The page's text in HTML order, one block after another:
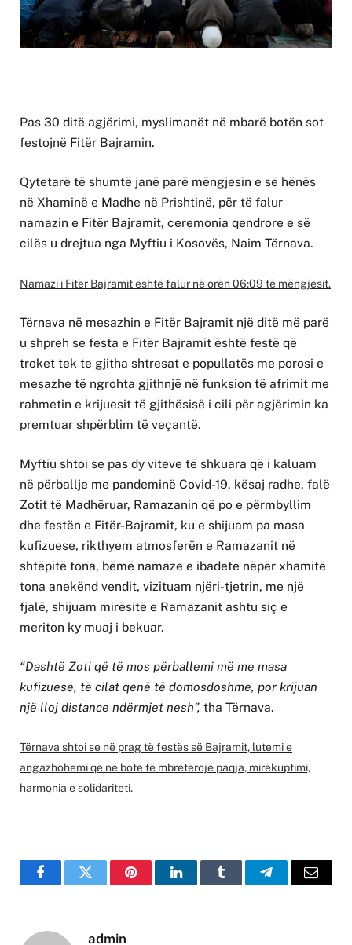
Pas 30 ditë agjërimi, myslimanët në mbarë botën sot
festojnë Fitër Bajramin.
Qytetarë të shumtë janë parë mëngjesin e së hënës
në Xhaminë e Madhe në Prishtinë, për të falur
namazin e Fitër Bajramit, ceremonia qendrore e së
cilës u drejtua nga Myftiu i Kosovës, Naim Tërnava.
Namazi i Fitër Bajramit është falur në orën 06:09 të mëngjesit.
Tërnava në mesazhin e Fitër Bajramit një ditë më parë
u shpreh se festa e Fitër Bajramit është festë që
troket tek te gjitha shtresat e popullatës me porosi e
mesazhe të ngrohta gjithnjë në funksion të afrimit me
rahmetin e krijuesit të gjithësisë i cili për agjërimin ka
premtuar shpërblim të veçantë.
Myftiu shtoi se pas dy viteve të shkuara që i kaluam
në përballje me pandeminë Covid-19, kësaj radhe, falë
Zotit të Madhëruar, Ramazanin që po e përmbyllim
dhe festën e Fitër-Bajramit, ku e shijuam pa masa
kufizuese, rikthyem atmosferën e Ramazanit në
shtëpitë tona, bëmë namaze e ibadete nëpër xhamitë
tona anekënd vendit, vizituam njëri-tjetrin, me një
fjalë, shijuam mirësitë e Ramazanit ashtu siç e
meriton ky muaj i bekuar.
“Dashtë Zoti që të mos përballemi më me masa
kufizuese, të cilat qenë të domosdoshme, por krijuan
një lloj distance ndërmjet nesh”, tha Tërnava.
Tërnava shtoi se në prag të festës së Bajramit, lutemi e
angazhohemi që në botë të mbretërojë paqja, mirëkuptimi,
harmonia e solidariteti.
FacebookTwitter PinterestLinkedInTumblr TelegramEmail
admin